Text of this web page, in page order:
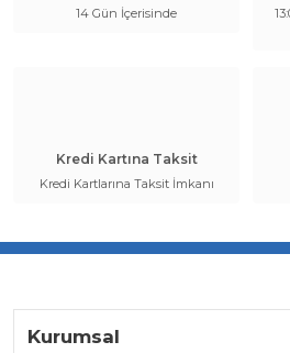
14 Gün İçerisinde
Kredi Kartına Taksit
Kredi Kartlarına Taksit İmkanı
Kurumsal